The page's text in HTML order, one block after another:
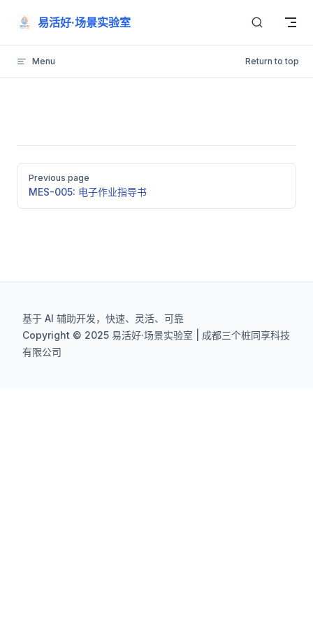
Skip to content
易活好·场景实验室
Menu Return to top
Pager
Previous page
MES-005: 电子作业指导书
基于 AI 辅助开发，快速、灵活、可靠
Copyright © 2025 易活好·场景实验室 | 成都三个桩同享科技
有限公司